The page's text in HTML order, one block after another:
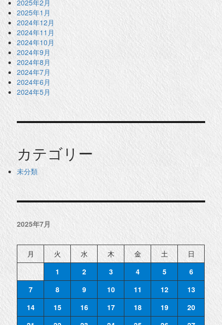
2025年2月
2025年1月
2024年12月
2024年11月
2024年10月
2024年9月
2024年8月
2024年7月
2024年6月
2024年5月
カテゴリー
未分類
2025年7月
月 火 水 木 金 土
日
1
2 3 4 5
6
7
8 9 10 11 12
13
14
15 16 17 18 19
20